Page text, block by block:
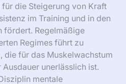
die Steigerung von Kraft
im Training und in den
fördert. Regelmäßige
Regimes führt zu
die für das Muskelwachstum
unerlässlich ist.
mentale